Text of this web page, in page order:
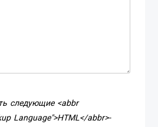
следующие <abbr
Language">HTML</abbr>-